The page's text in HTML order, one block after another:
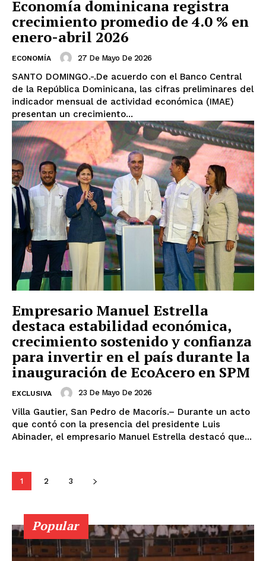
Economía dominicana registra
crecimiento promedio de 4.0 % en
enero-abril 2026
ECONOMÍA 27 De Mayo De 2026
SANTO DOMINGO.-.De acuerdo con el Banco Central
de la República Dominicana, las cifras preliminares del
indicador mensual de actividad económica (IMAE)
presentan un crecimiento...
Empresario Manuel Estrella
destaca estabilidad económica,
crecimiento sostenido y confianza
para invertir en el país durante la
inauguración de EcoAcero en SPM
EXCLUSIVA 23 De Mayo De 2026
Villa Gautier, San Pedro de Macorís.– Durante un acto
que contó con la presencia del presidente Luis
Abinader, el empresario Manuel Estrella destacó que...
1 2 3
Popular